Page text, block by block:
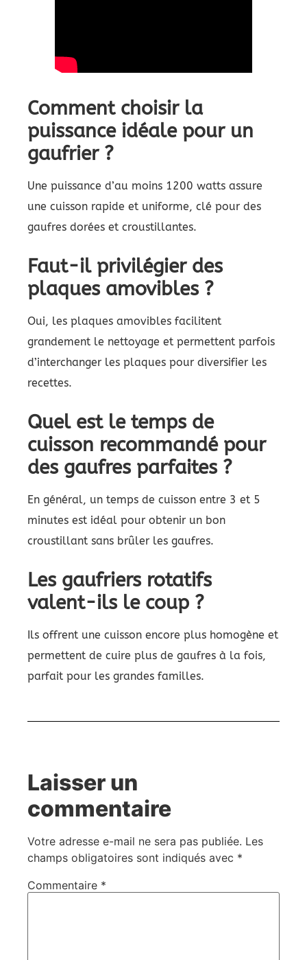
Comment choisir la
puissance idéale pour un
gaufrier ?
Une puissance d’au moins 1200 watts assure
une cuisson rapide et uniforme, clé pour des
gaufres dorées et croustillantes.
Faut-il privilégier des
plaques amovibles ?
Oui, les plaques amovibles facilitent
grandement le nettoyage et permettent parfois
d’interchanger les plaques pour diversifier les
recettes.
Quel est le temps de
cuisson recommandé pour
des gaufres parfaites ?
En général, un temps de cuisson entre 3 et 5
minutes est idéal pour obtenir un bon
croustillant sans brûler les gaufres.
Les gaufriers rotatifs
valent-ils le coup ?
Ils offrent une cuisson encore plus homogène et
permettent de cuire plus de gaufres à la fois,
parfait pour les grandes familles.
Laisser un
commentaire
Votre adresse e-mail ne sera pas publiée. Les
champs obligatoires sont indiqués avec *
Commentaire *